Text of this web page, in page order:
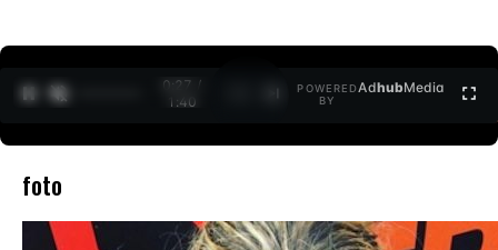
0:27 /
1:40
POWERED
BY
AdhubMedia
foto